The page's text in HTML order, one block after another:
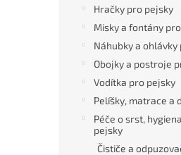
Hračky pro pejsky
Misky a fontány
Náhubky a
Obojky a postroje
Vodítka pro pejsky
Pelíšky, matrace a
Péče o srst,
pejsky
Čističe a